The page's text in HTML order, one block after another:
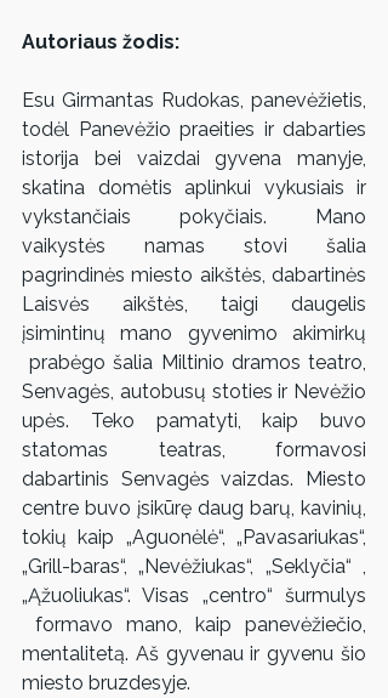
Autoriaus žodis:
Esu Girmantas Rudokas, panevėžietis,
todėl Panevėžio praeities ir dabarties
istorija bei vaizdai gyvena manyje,
skatina domėtis aplinkui vykusiais ir
vykstančiais pokyčiais. Mano
vaikystės namas stovi šalia
pagrindinės miesto aikštės, dabartinės
Laisvės aikštės, taigi daugelis
įsimintinų mano gyvenimo akimirkų
prabėgo šalia Miltinio dramos teatro,
Senvagės, autobusų stoties ir Nevėžio
upės. Teko pamatyti, kaip buvo
statomas teatras, formavosi
dabartinis Senvagės vaizdas. Miesto
centre buvo įsikūrę daug barų, kavinių,
tokių kaip „Aguonėlė“, „Pavasariukas“,
„Grill-baras“, „Nevėžiukas“, „Seklyčia“ ,
„Ąžuoliukas“. Visas „centro“ šurmulys
formavo mano, kaip panevėžiečio,
mentalitetą. Aš gyvenau ir gyvenu šio
miesto bruzdesyje.